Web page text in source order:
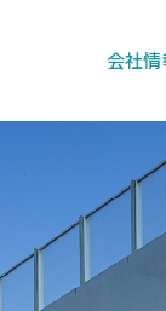
会社情